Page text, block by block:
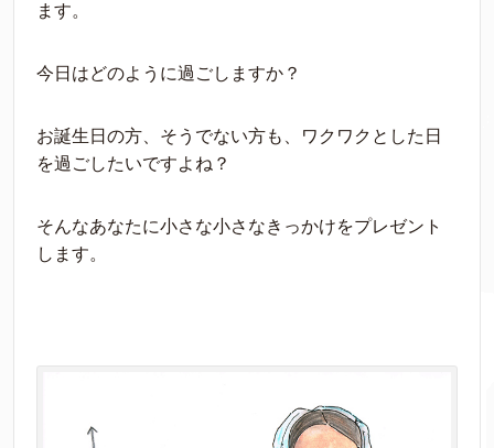
ます。
今日はどのように過ごしますか？
お誕生日の方、そうでない方も、ワクワクとした日
を過ごしたいですよね？
そんなあなたに小さな小さなきっかけをプレゼント
します。